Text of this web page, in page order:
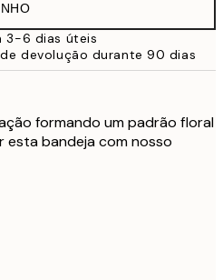
3-6 dias úteis
devolução durante 90 dias
formando um padrão floral
esta bandeja com nosso